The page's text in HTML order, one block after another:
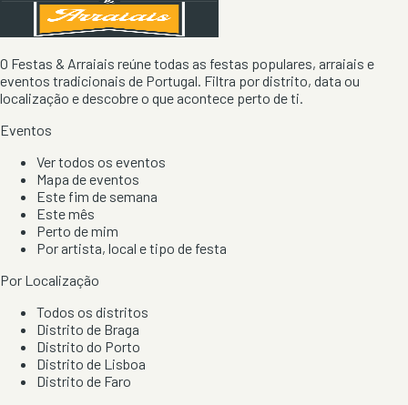
O Festas & Arraiais reúne todas as festas populares, arraiais e
eventos tradicionais de Portugal. Filtra por distrito, data ou
localização e descobre o que acontece perto de ti.
Eventos
Ver todos os eventos
Mapa de eventos
Este fim de semana
Este mês
Perto de mim
Por artista, local e tipo de festa
Por Localização
Todos os distritos
Distrito de Braga
Distrito do Porto
Distrito de Lisboa
Distrito de Faro